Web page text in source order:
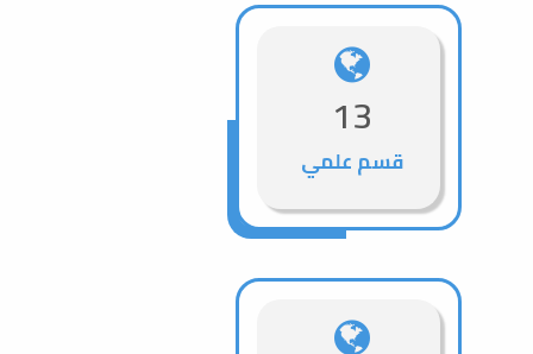
13
قسم علمي